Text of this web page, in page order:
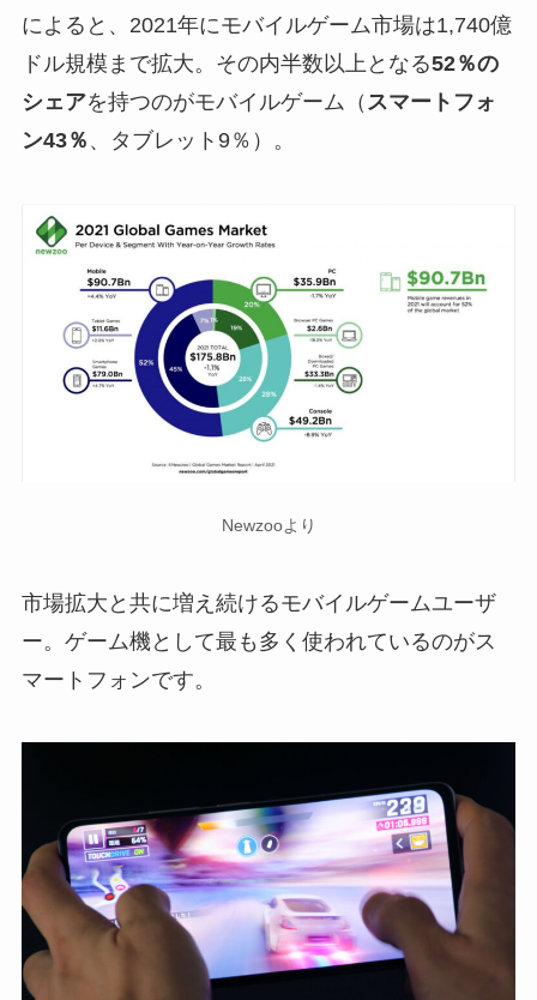
によると、2021年にモバイルゲーム市場は1,740億
ドル規模まで拡大。その内半数以上となる52％の
シェアを持つのがモバイルゲーム（ スマートフォ
ン43％ 、タブレット9％）。
Newzooより
市場拡大と共に増え続けるモバイルゲームユーザ
ー。ゲーム機として最も多く使われているのがス
マートフォンです。